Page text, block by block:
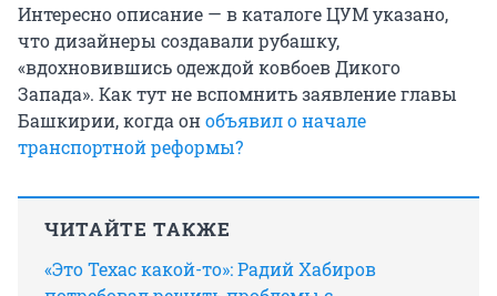
Интересно описание — в каталоге ЦУМ указано,
что дизайнеры создавали рубашку,
«вдохновившись одеждой ковбоев Дикого
Запада». Как тут не вспомнить заявление главы
Башкирии, когда онобъявил о начале
транспортной реформы?
ЧИТАЙТЕ ТАКЖЕ
«Это Техас какой-то»: Радий Хабиров